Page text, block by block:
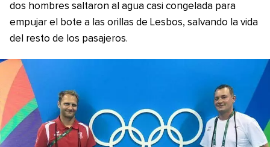
dos hombres saltaron al agua casi congelada para
empujar el bote a las orillas de Lesbos, salvando la vida
del resto de los pasajeros.